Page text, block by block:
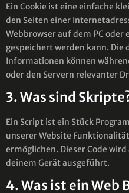
Ein Cookie ist eine einfache
den Seiten einer
Webbrowser auf dem PC oder
gespeichert werden kann. Die
Informationen können
oder den Servern relevanter
3. Was sind
Ein Script ist ein Stück
unserer Website
ermöglichen. Dieser Code
deinem Gerät ausgeführt.
4. Was ist ein Web